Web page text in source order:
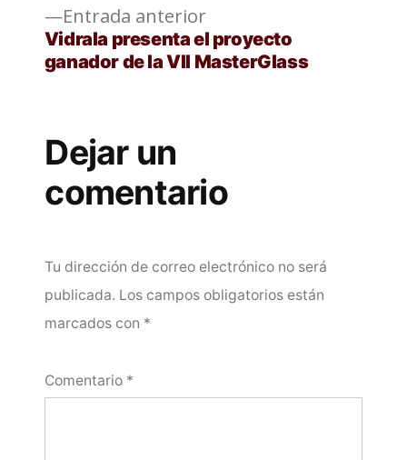
Entrada anteriorEntrada
anterior:
Vidrala presenta el proyecto
ganador de la VII MasterGlass
Dejar un
comentario
Tu dirección de correo electrónico no será
publicada. Los campos obligatorios están
marcados con *
Comentario *